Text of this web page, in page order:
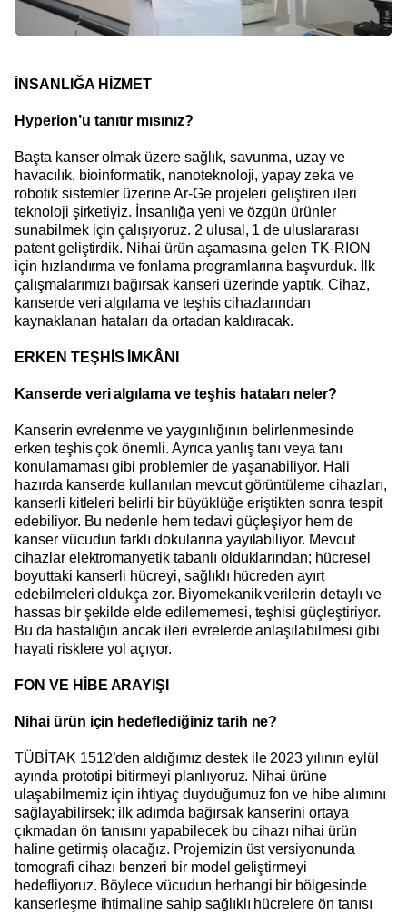
İNSANLIĞA HİZMET
Hyperion’u tanıtır mısınız?
Başta kanser olmak üzere sağlık, savunma, uzay ve
havacılık, bioinformatik, nanoteknoloji, yapay zeka ve
robotik sistemler üzerine Ar-Ge projeleri geliştiren ileri
teknoloji şirketiyiz. İnsanlığa yeni ve özgün ürünler
sunabilmek için çalışıyoruz. 2 ulusal, 1 de uluslararası
patent geliştirdik. Nihai ürün aşamasına gelen TK-RION
için hızlandırma ve fonlama programlarına başvurduk. İlk
çalışmalarımızı bağırsak kanseri üzerinde yaptık. Cihaz,
kanserde veri algılama ve teşhis cihazlarından
kaynaklanan hataları da ortadan kaldıracak.
ERKEN TEŞHİS İMKÂNI
Kanserde veri algılama ve teşhis hataları neler?
Kanserin evrelenme ve yaygınlığının belirlenmesinde
erken teşhis çok önemli. Ayrıca yanlış tanı veya tanı
konulamaması gibi problemler de yaşanabiliyor. Hali
hazırda kanserde kullanılan mevcut görüntüleme cihazları,
kanserli kitleleri belirli bir büyüklüğe eriştikten sonra tespit
edebiliyor. Bu nedenle hem tedavi güçleşiyor hem de
kanser vücudun farklı dokularına yayılabiliyor. Mevcut
cihazlar elektromanyetik tabanlı olduklarından; hücresel
boyuttaki kanserli hücreyi, sağlıklı hücreden ayırt
edebilmeleri oldukça zor. Biyomekanik verilerin detaylı ve
hassas bir şekilde elde edilememesi, teşhisi güçleştiriyor.
Bu da hastalığın ancak ileri evrelerde anlaşılabilmesi gibi
hayati risklere yol açıyor.
FON VE HİBE ARAYIŞI
Nihai ürün için hedeflediğiniz tarih ne?
TÜBİTAK 1512’den aldığımız destek ile 2023 yılının eylül
ayında prototipi bitirmeyi planlıyoruz. Nihai ürüne
ulaşabilmemiz için ihtiyaç duyduğumuz fon ve hibe alımını
sağlayabilirsek; ilk adımda bağırsak kanserini ortaya
çıkmadan ön tanısını yapabilecek bu cihazı nihai ürün
haline getirmiş olacağız. Projemizin üst versiyonunda
tomografi cihazı benzeri bir model geliştirmeyi
hedefliyoruz. Böylece vücudun herhangi bir bölgesinde
kanserleşme ihtimaline sahip sağlıklı hücrelere ön tanısı